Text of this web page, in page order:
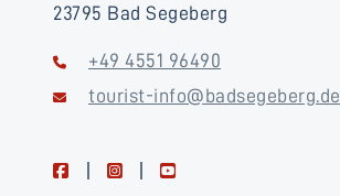
23795 Bad Segeberg
+49 4551 96490
tourist-info@badsegeberg.de
facebookinstagramyoutube